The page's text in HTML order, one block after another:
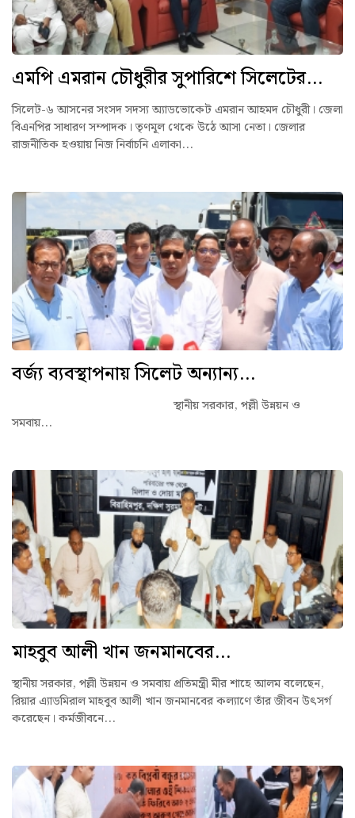
এমপি এমরান চৌধুরীর সুপারিশে সিলেটের...
সিলেট-৬ আসনের সংসদ সদস্য অ্যাডভোকেট এমরান আহমদ চৌধুরী। জেলা
বিএনপির সাধারণ সম্পাদক। তৃণমূল থেকে উঠে আসা নেতা। জেলার
রাজনীতিক হওয়ায় নিজ নির্বাচনি এলাকা...
বর্জ্য ব্যবস্থাপনায় সিলেট অন্যান্য...
স্থানীয় সরকার, পল্লী উন্নয়ন ও
সমবায়...
মাহবুব আলী খান জনমানবের...
স্থানীয় সরকার, পল্লী উন্নয়ন ও সমবায় প্রতিমন্ত্রী মীর শাহে আলম বলেছেন,
রিয়ার এ্যাডমিরাল মাহবুব আলী খান জনমানবের কল্যাণে তাঁর জীবন উৎসর্গ
করেছেন। কর্মজীবনে...